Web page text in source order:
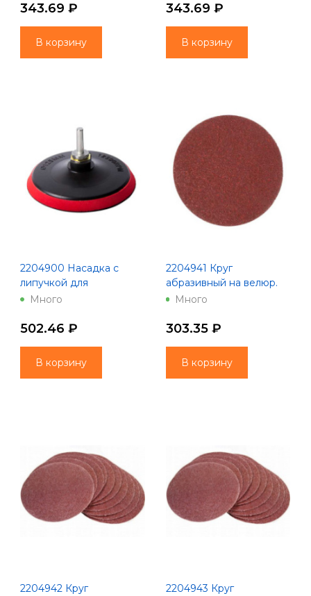
343.69 ₽
В корзину
343.69 ₽
В корзину
2204900 Насадка с
липучкой для
шлифмашины 125 Китай
Много
502.46 ₽
В корзину
2204941 Круг
абразивный на велюр.
осн.,зер.40, 10шт.,d125
Много
303.35 ₽
В корзину
2204942 Круг
2204943 Круг